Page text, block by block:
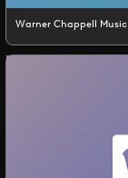
Warner Chappell Music